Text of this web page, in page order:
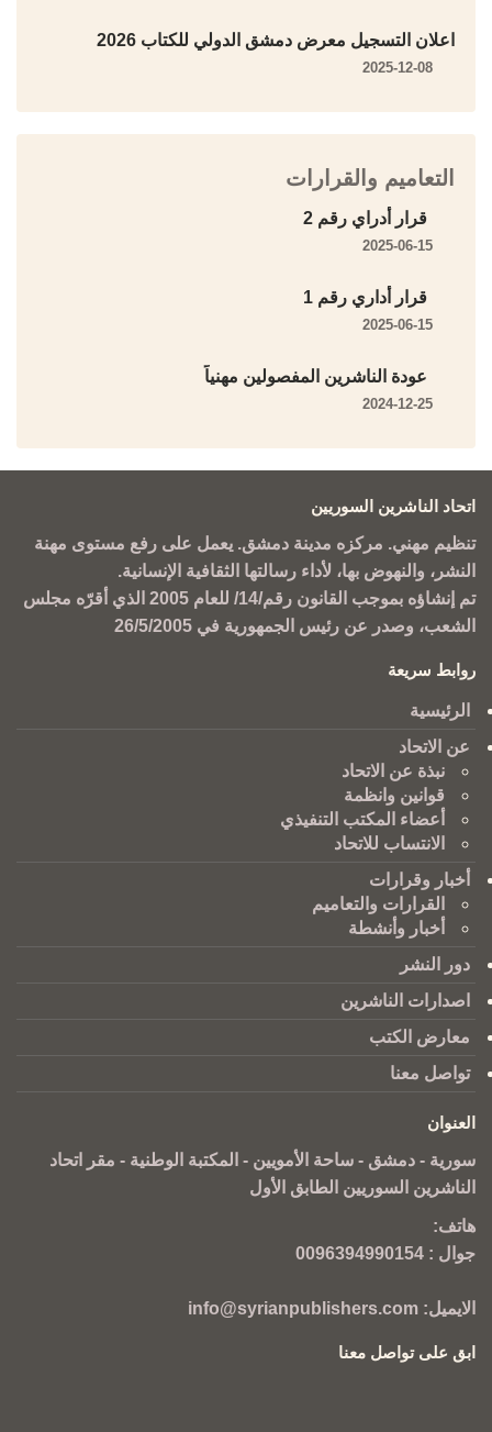
اعلان التسجيل معرض دمشق الدولي للكتاب 2026
2025-12-08
التعاميم والقرارات
قرار أدراي رقم 2
2025-06-15
قرار أداري رقم 1
2025-06-15
عودة الناشرين المفصولين مهنياً
2024-12-25
اتحاد الناشرين السوريين
تنظيم مهني. مركزه مدينة دمشق. يعمل على رفع مستوى مهنة
النشر، والنهوض بها، لأداء رسالتها الثقافية الإنسانية.
تم إنشاؤه بموجب القانون رقم/14/ للعام 2005 الذي أقرّه مجلس
الشعب، وصدر عن رئيس الجمهورية في 26/5/2005
روابط سريعة
الرئيسية
عن الاتحاد
نبذة عن الاتحاد
قوانين وانظمة
أعضاء المكتب التنفيذي
الانتساب للاتحاد
أخبار وقرارات
القرارات والتعاميم
أخبار وأنشطة
دور النشر
اصدارات الناشرين
معارض الكتب
تواصل معنا
العنوان
سورية - دمشق - ساحة الأمويين - المكتبة الوطنية - مقر اتحاد
الناشرين السوريين الطابق الأول
هاتف:
جوال : 0096394990154
الايميل: info@syrianpublishers.com
ابق على تواصل معنا